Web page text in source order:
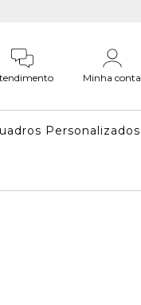
Minha conta
Personalizados